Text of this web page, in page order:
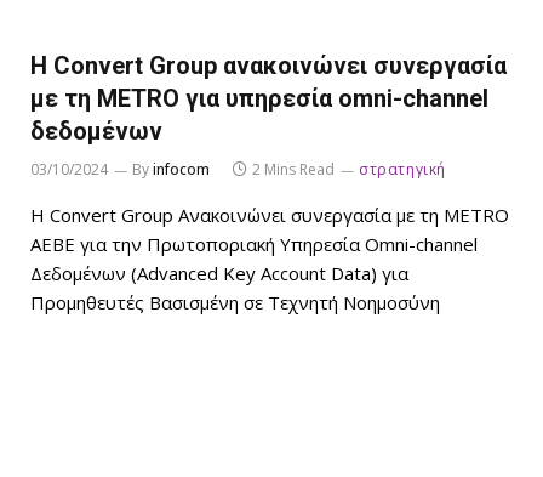
Η Convert Group ανακοινώνει συνεργασία
με τη METRO για υπηρεσία omni-channel
δεδομένων
03/10/2024 Byinfocom 2 Mins Read στρατηγική
Η Convert Group Ανακοινώνει συνεργασία με τη METRO
ΑΕΒΕ για την Πρωτοποριακή Υπηρεσία Omni-channel
Δεδομένων (Advanced Key Account Data) για
Προμηθευτές Βασισμένη σε Τεχνητή Νοημοσύνη